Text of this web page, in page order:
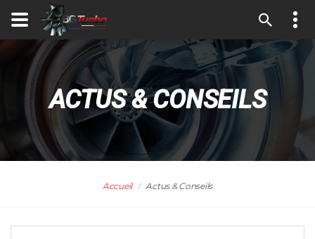
ACTUS & CONSEILS
Accueil Actus & Conseils